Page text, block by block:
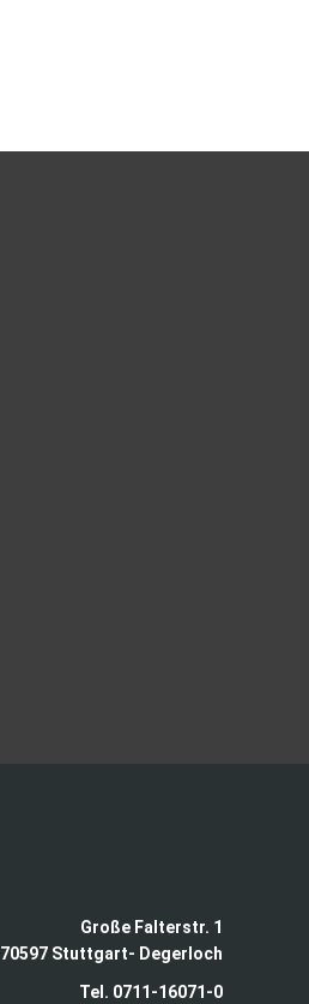
Große Falterstr. 1
70597 Stuttgart- Degerloch
Tel. 0711-16071-0